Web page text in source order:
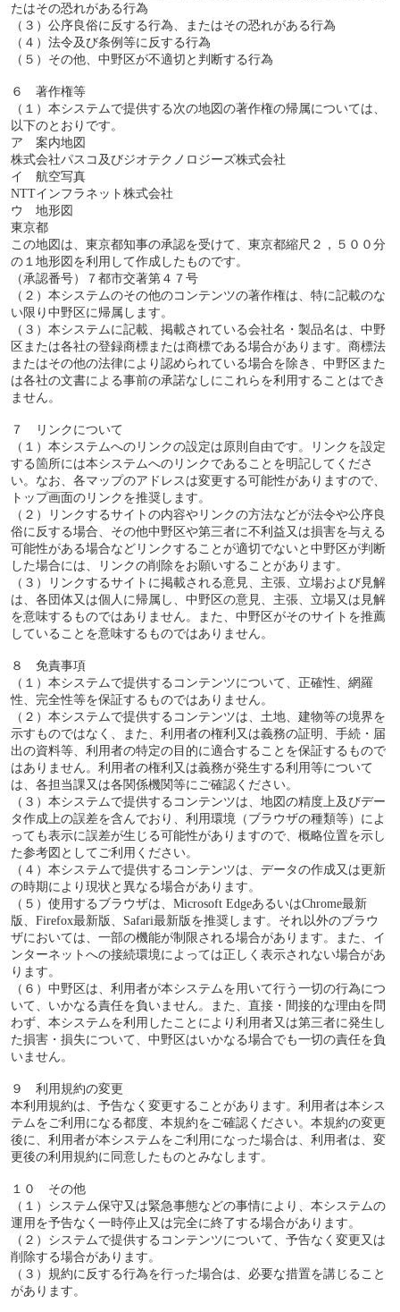
たはその恐れがある行為
（３）公序良俗に反する行為、またはその恐れがある行為
（４）法令及び条例等に反する行為
（５）その他、中野区が不適切と判断する行為
６ 著作権等
（１）本システムで提供する次の地図の著作権の帰属については、
以下のとおりです。
ア 案内地図
株式会社パスコ及びジオテクノロジーズ株式会社
イ 航空写真
NTTインフラネット株式会社
ウ 地形図
東京都
この地図は、東京都知事の承認を受けて、東京都縮尺２，５００分
の１地形図を利用して作成したものです。
（承認番号）７都市交著第４７号
（２）本システムのその他のコンテンツの著作権は、特に記載のな
い限り中野区に帰属します。
（３）本システムに記載、掲載されている会社名・製品名は、中野
区または各社の登録商標または商標である場合があります。商標法
またはその他の法律により認められている場合を除き、中野区また
は各社の文書による事前の承諾なしにこれらを利用することはでき
ません。
７ リンクについて
（１）本システムへのリンクの設定は原則自由です。リンクを設定
する箇所には本システムへのリンクであることを明記してくださ
い。なお、各マップのアドレスは変更する可能性がありますので、
トップ画面のリンクを推奨します。
（２）リンクするサイトの内容やリンクの方法などが法令や公序良
俗に反する場合、その他中野区や第三者に不利益又は損害を与える
可能性がある場合などリンクすることが適切でないと中野区が判断
した場合には、リンクの削除をお願いすることがあります。
（３）リンクするサイトに掲載される意見、主張、立場および見解
は、各団体又は個人に帰属し、中野区の意見、主張、立場又は見解
を意味するものではありません。また、中野区がそのサイトを推薦
していることを意味するものではありません。
８ 免責事項
（１）本システムで提供するコンテンツについて、正確性、網羅
性、完全性等を保証するものではありません。
（２）本システムで提供するコンテンツは、土地、建物等の境界を
示すものではなく、また、利用者の権利又は義務の証明、手続・届
出の資料等、利用者の特定の目的に適合することを保証するもので
はありません。利用者の権利又は義務が発生する利用等について
は、各担当課又は各関係機関等にご確認ください。
（３）本システムで提供するコンテンツは、地図の精度上及びデー
タ作成上の誤差を含んでおり、利用環境（ブラウザの種類等）によ
っても表示に誤差が生じる可能性がありますので、概略位置を示し
た参考図としてご利用ください。
（４）本システムで提供するコンテンツは、データの作成又は更新
の時期により現状と異なる場合があります。
（５）使用するブラウザは、Microsoft EdgeあるいはChrome最新
版、Firefox最新版、Safari最新版を推奨します。それ以外のブラウ
ザにおいては、一部の機能が制限される場合があります。また、イ
ンターネットへの接続環境によっては正しく表示されない場合があ
ります。
（６）中野区は、利用者が本システムを用いて行う一切の行為につ
いて、いかなる責任を負いません。また、直接・間接的な理由を問
わず、本システムを利用したことにより利用者又は第三者に発生し
た損害・損失について、中野区はいかなる場合でも一切の責任を負
いません。
９ 利用規約の変更
本利用規約は、予告なく変更することがあります。利用者は本シス
テムをご利用になる都度、本規約をご確認ください。本規約の変更
後に、利用者が本システムをご利用になった場合は、利用者は、変
更後の利用規約に同意したものとみなします。
１０ その他
（１）システム保守又は緊急事態などの事情により、本システムの
運用を予告なく一時停止又は完全に終了する場合があります。
（２）システムで提供するコンテンツについて、予告なく変更又は
削除する場合があります。
（３）規約に反する行為を行った場合は、必要な措置を講じること
があります。